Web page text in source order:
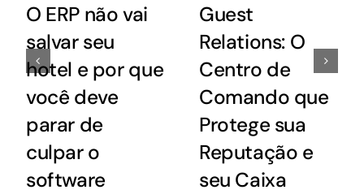
O ERP não vai
salvar seu
hotel e por que
você deve
parar de
culpar o
software
Guest
Relations: O
Centro de
Comando que
Protege sua
Reputação e
seu Caixa